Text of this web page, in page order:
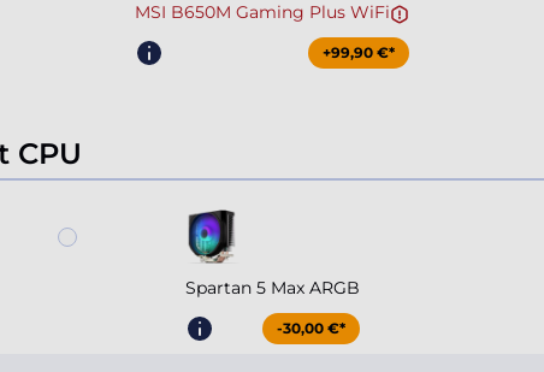
MSI B650M Gaming Plus WiFi
+99,90 €*
CPU
Spartan 5 Max ARGB
-30,00 €*